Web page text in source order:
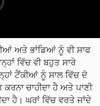
ਅਤੇ ਭਾਂਡਿਆਂ ਨੂੰ ਵੀ ਸਾਫ
ਵਿੱਚ ਵੀ ਬਹੁਤ ਸਾਰੇ
ਟੈਂਕੀਆਂ ਨੂੰ ਸਾਲ ਵਿੱਚ ਦੋ
ਚਾਹੀਦਾ ਹੈ ਅਤੇ ਪਾਣੀ
ਹੈ। ਘਰਾਂ ਵਿੱਚ ਵਰਤੇ ਜਾਂਦੇ